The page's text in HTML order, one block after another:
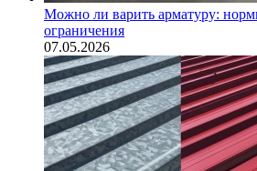
Можно ли варить арматуру:
ограничения
07.05.2026